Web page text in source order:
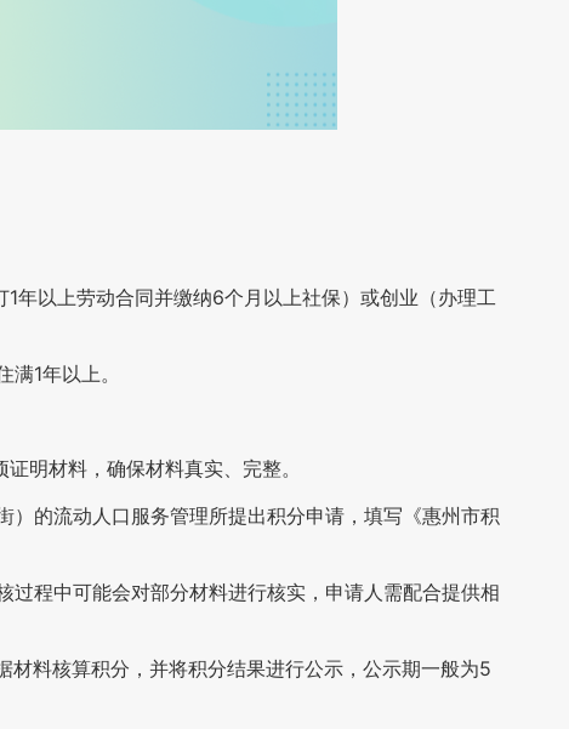
1年以上劳动合同并缴纳6个月以上社保）或创业（办理工
满1年以上。
明材料，确保材料真实、完整。
）的流动人口服务管理所提出积分申请，填写《惠州市积
过程中可能会对部分材料进行核实，申请人需配合提供相
材料核算积分，并将积分结果进行公示，公示期一般为5